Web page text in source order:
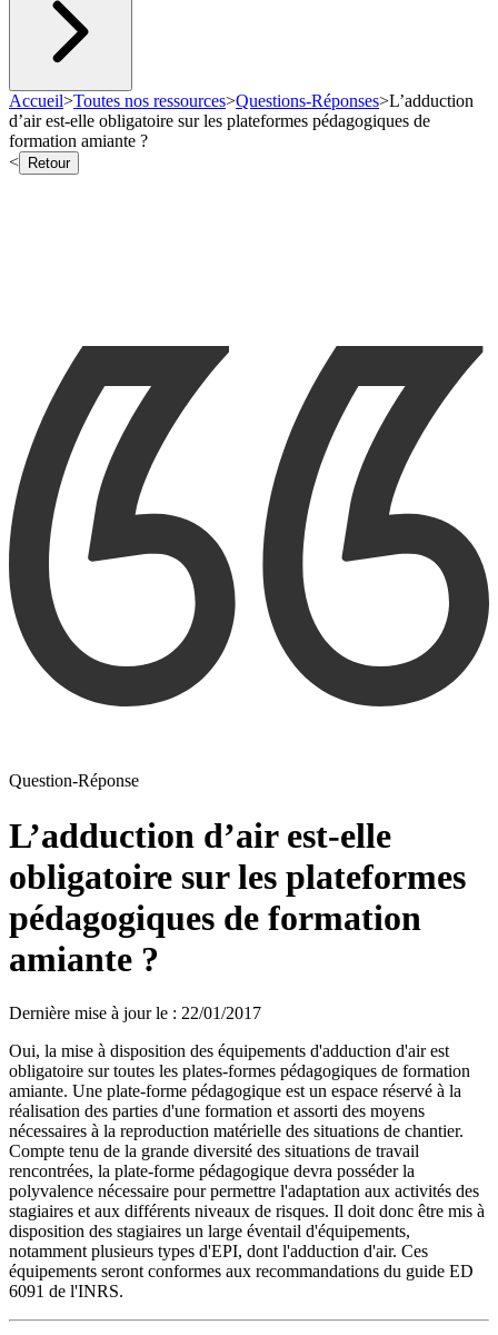
Accueil>Toutes nos ressources>Questions-Réponses>L’adduction
d’air est-elle obligatoire sur les plateformes pédagogiques de
formation amiante ?
<
Retour
Question-Réponse
L’adduction d’air est-elle
obligatoire sur les plateformes
pédagogiques de formation
amiante ?
Dernière mise à jour le : 22/01/2017
Oui, la mise à disposition des équipements d'adduction d'air est
obligatoire sur toutes les plates-formes pédagogiques de formation
amiante. Une plate-forme pédagogique est un espace réservé à la
réalisation des parties d'une formation et assorti des moyens
nécessaires à la reproduction matérielle des situations de chantier.
Compte tenu de la grande diversité des situations de travail
rencontrées, la plate-forme pédagogique devra posséder la
polyvalence nécessaire pour permettre l'adaptation aux activités des
stagiaires et aux différents niveaux de risques. Il doit donc être mis à
disposition des stagiaires un large éventail d'équipements,
notamment plusieurs types d'EPI, dont l'adduction d'air. Ces
équipements seront conformes aux recommandations du guide ED
6091 de l'INRS.